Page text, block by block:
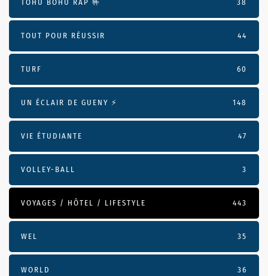
TOHU BOHU RAP 🤟 38
TOUT POUR RÉUSSIR 44
TURF 60
UN ÉCLAIR DE GUENY ⚡️ 148
VIE ÉTUDIANTE 47
VOLLEY-BALL 3
VOYAGES / HÔTEL / LIFESTYLE 443
WEL 35
WORLD 36